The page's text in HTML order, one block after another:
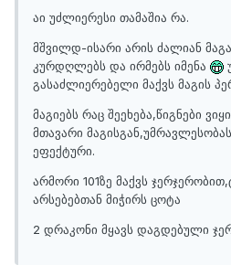
აი უძლიერესი თამაშია რა.
მშვილდ-ისარი არის ძალიან
კურდღლებს და ირმებს იმენა
გასაძლიერებელი მაქვს მაგის
მაგიებს რაც შეეხება,წიგნები
მთავარი
ეფექტური.
არმორი 101ზე მაქვს
არსებებთან მიჭირს ცოტა
2 დრაკონი მყავს დაგდებული